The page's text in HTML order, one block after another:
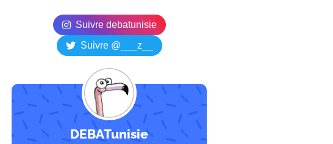
Suivre debatunisie
Suivre @___z__
DEBATunisie